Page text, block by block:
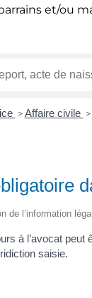
et/ou
> Affaire civile >
de l’information
à l’avocat
saisie.